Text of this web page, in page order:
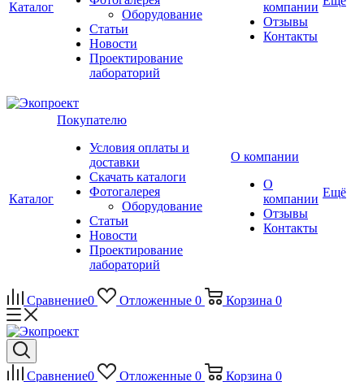
Каталог
Оборудование
Статьи
Новости
Проектирование
лабораторий
компании
Отзывы
Контакты
Каталог
Покупателю
Условия оплаты и
доставки
Скачать каталоги
Фотогалерея
Оборудование
Статьи
Новости
Проектирование
лабораторий
О компании
О
компании
Отзывы
Контакты
Ещё
Сравнение0 Отложенные 0 Корзина 0
Сравнение0 Отложенные 0 Корзина 0